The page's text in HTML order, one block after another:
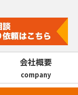
会社概要
company